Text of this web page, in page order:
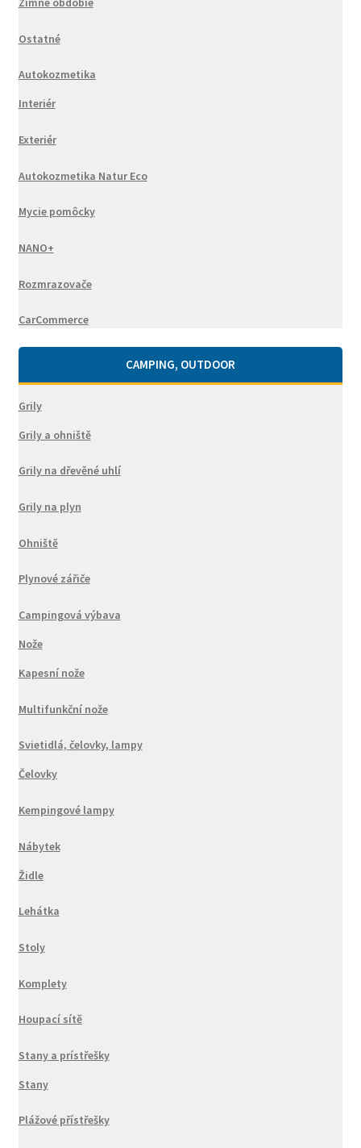
Ostatné
Autokozmetika
Interiér
Exteriér
Autokozmetika Natur Eco
Mycie pomôcky
NANO+
Rozmrazovače
CarCommerce
CAMPING, OUTDOOR
Grily
Grily a ohniště
Grily na dřevěné uhlí
Grily na plyn
Ohniště
Plynové zářiče
Campingová výbava
Nože
Kapesní nože
Multifunkční nože
Svietidlá, čelovky, lampy
Čelovky
Kempingové lampy
Nábytek
Židle
Lehátka
Stoly
Komplety
Houpací sítě
Stany a prístřešky
Stany
Plážové přístřešky